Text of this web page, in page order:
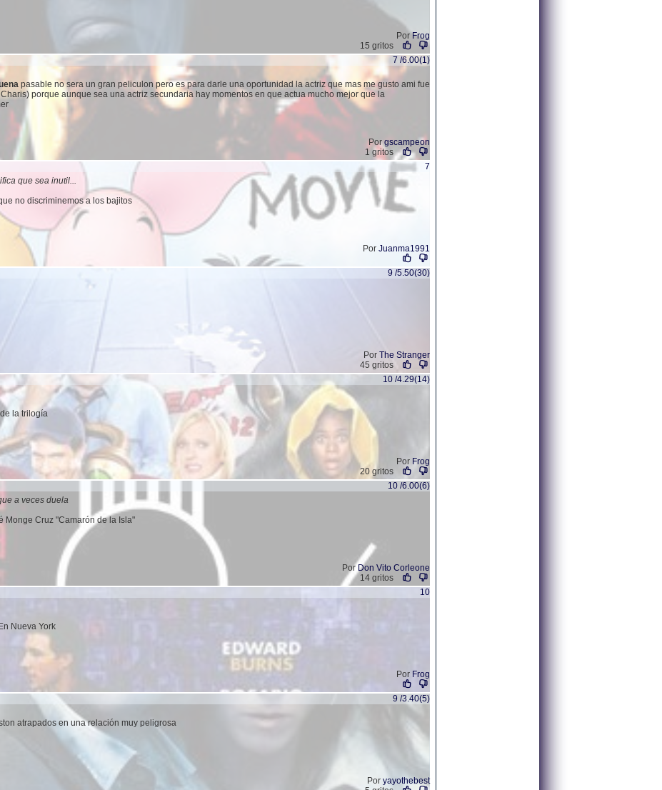
Por Frog
15 gritos
7 /6.00(1)
pasable no sera un gran peliculon pero es para darle una oportunidad la actriz que mas me gusto ami fue
porque aunque sea una actriz secundaria hay momentos en que actua mucho mejor que la
Porgscampeon
1 gritos
7
que sea inutil...
no discriminemos a los bajitos
Por Juanma1991
9 /5.50(30)
Por The Stranger
45 gritos
10 /4.29(14)
la trilogía
Por Frog
20 gritos
10 /6.00(6)
a veces duela
Monge Cruz "Camarón de la Isla"
Por Don Vito Corleone
14 gritos
10
Nueva York
Por Frog
9 /3.40(5)
atrapados en una relación muy peligrosa
Por yayothebest